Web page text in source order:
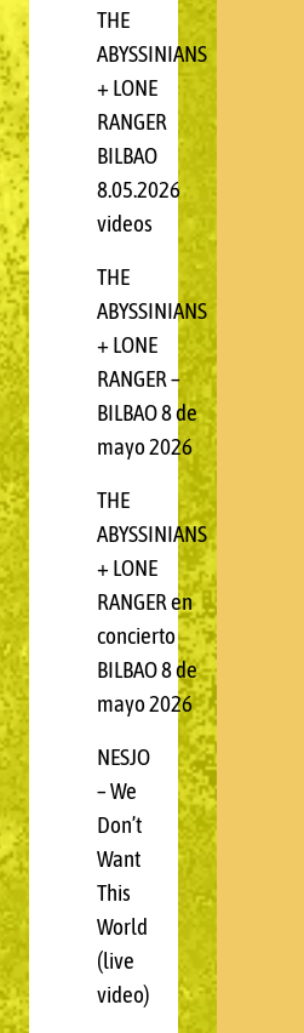
THE
ABYSSINIANS
+ LONE
RANGER
BILBAO
8.05.2026
videos
THE
ABYSSINIANS
+ LONE
RANGER –
BILBAO 8 de
mayo 2026
THE
ABYSSINIANS
+ LONE
RANGER en
concierto
BILBAO 8 de
mayo 2026
NESJO
– We
Don’t
Want
This
World
(live
video)